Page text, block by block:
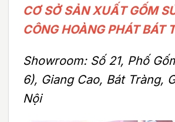
CƠ SỞ SẢN XUẤT GỐM
CÔNG HOÀNG PHÁT BÁT
Showroom: Số 21, Phố
6), Giang Cao, Bát Tràng,
Nội